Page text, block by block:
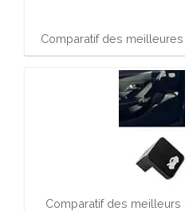
Comparatif des meilleures
Comparatif des meilleurs